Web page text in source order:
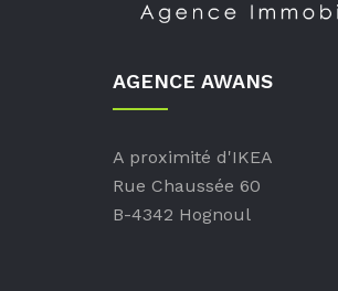
AGENCE AWANS
A proximité d'IKEA
Rue Chaussée 60
B-4342 Hognoul